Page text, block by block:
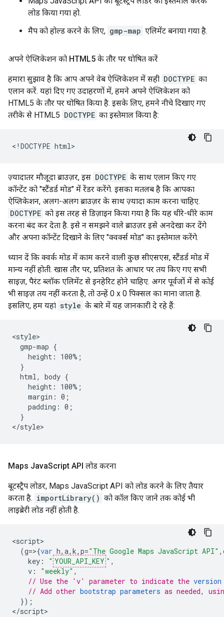
लोड किया गया हो.
मैप को होल्ड करने के लिए, gmp-map एलिमेंट बनाया गया है.
अपने ऐप्लिकेशन को HTML5 के तौर पर घोषित करें
हमारा सुझाव है कि आप अपने वेब ऐप्लिकेशन में सही DOCTYPE का
एलान करें. यहां दिए गए उदाहरणों में, हमने अपने ऐप्लिकेशन को
HTML5 के तौर पर घोषित किया है. इसके लिए, हमने नीचे दिखाए गए
तरीके से HTML5 DOCTYPE का इस्तेमाल किया है:
<!DOCTYPE html>
ज़्यादातर मौजूदा ब्राउज़र, इस DOCTYPE के साथ एलान किए गए
कॉन्टेंट को "स्टैंडर्ड मोड" में रेंडर करेंगे. इसका मतलब है कि आपका
ऐप्लिकेशन, अलग-अलग ब्राउज़र के साथ ज़्यादा काम करना चाहिए.
DOCTYPE को इस तरह से डिज़ाइन किया गया है कि यह धीरे-धीरे काम
करना बंद कर देता है. इसे न समझने वाले ब्राउज़र इसे अनदेखा कर देंगे
और अपना कॉन्टेंट दिखाने के लिए "क्वर्क्स मोड" का इस्तेमाल करेंगे.
ध्यान दें कि क्वर्क मोड में काम करने वाली कुछ सीएसएस, स्टैंडर्ड मोड में
मान्य नहीं होती. खास तौर पर, प्रतिशत के आधार पर तय किए गए सभी
साइज़, पैरंट ब्लॉक एलिमेंट से इनहेरिट होने चाहिए. अगर पूर्वजों में से कोई
भी साइज़ तय नहीं करता है, तो उन्हें 0 x 0 पिक्सल का माना जाता है.
इसलिए, हम यहां style के बारे में यह जानकारी दे रहे हैं:
<style>
  gmp-map {
    height: 100%;
  }
  html, body {
    height: 100%;
    margin: 0;
    padding: 0;
  }
</style>
Maps JavaScript API लोड करना
बूटस्ट्रैप लोडर, Maps JavaScript API को लोड करने के लिए तैयार
करता है. importLibrary() को कॉल किए जाने तक कोई भी
लाइब्रेरी लोड नहीं होती है.
<script
(g=>{var h, a, k, p="The Google Maps JavaScript API" ,
key : " YOUR_API_KEY " ,
v : "weekly" ,
// Use the 'v' parameter to indicate the version
// Add other bootstrap parameters as needed,
});
</script>